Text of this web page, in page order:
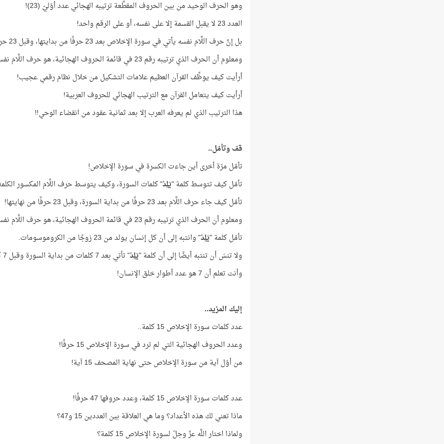
وهو الحرف الوحيد من بين الحروف المقطَّعة ترتيبه الهجائي عدد أوّليّ (23)!
العدد 23 لا يقبل القسمة إلا على نفسه، أو على الرقم واحد!
بل إنَّ حرف اللَّام نفسه يأتي في سورة الإخلاص بعد 23 حرفًا من بدايتها، وقبل 23 حرفًا من نهايتها!
ومعلوم أن الحرف الذي ترتيبه رقم 23 في قائمة الحروف الهجائية، هو حرف اللَّام نفسه!
أرأيت كيف يوظِّف القرآن العظيم علامات التشكيل من خلال نظام رقمي عجيب!
أرأيت كيف يتعامل القرآن مع الترتيب الهجائي للحروف العربية!
هذا الترتيب الذي لم يعرفه العرب إلا بعد ثمانية عقود من انقضاء الوحي!!
قف وتأمّل..
تأمّل مرّة أخرى أين جاءت الكسرة في سورة الإخلاص!
تأمّل كيف تتوسط كلمة "يَلِدْ" كلمات السورة، وكيف يتوسط حرف اللَّام المكسور
تأمّل كيف جاء حرف اللَّام بعد 23 حرفًا من بداية السورة، وقبل 23 حرفًا من نهايتها!
ومعلوم أن الحرف الذي ترتيبه رقم 23 في قائمة الحروف الهجائية، هو حرف اللَّام نفسه!
تأمّل كلمة "يَلِدْ" وانتبه إلى أن كل إنسان يولد من 23 زوجًا من الكروموسومات.
ولا تنسَ أن تنتبه أيضًا إلى أن كلمة "يَلِدْ" تأتي بعد 7 كلمات من بداية السورة وقبل 7 كلمات من نهايتها!
وأنت تعلم أن 7 هو عدد أطوار خلق الإنسان!
إليك المزيد..
عدد كلمات سورة الإخلاص 15 كلمة..
وعدد الحروف الهجائية التي لم ترد في سورة الإخلاص 15 حرفًا!
من أوّل آية من سورة الإخلاص حتى نهاية المصحف 15 آية!
عدد كلمات سورة الإخلاص 15 كلمة، وعدد حروفها 47 حرفًا!
ماذا تعني لك هذه الأعداد؟ وما هي العلاقة بين العددين 15 و47؟
ولماذا اختار اللَّه عزّ وجلّ لسورة الإخلاص 15 كلمة؟